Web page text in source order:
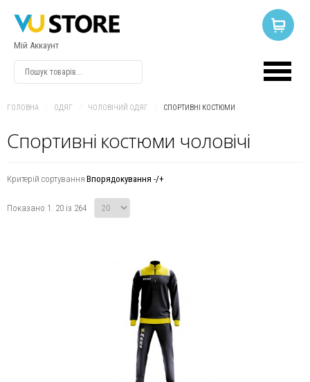
Мій Аккаунт
ГОЛОВНА ОДЯГ ЧОЛОВІЧИЙ ОДЯГ СПОРТИВНІ КОСТЮМИ
Спортивні костюми чоловічі
Критерій сортування Впорядокування -/+
Показано 1. 20 із 264
ВХІД
Логін
Пароль
Забули свій пароль? Забули свій логін?